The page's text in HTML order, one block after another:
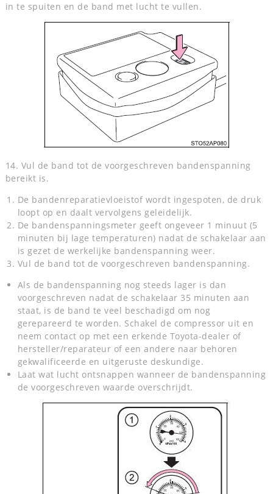
in te spuiten en de band met lucht te vullen.
14. Vul de band tot de voorgeschreven bandenspanning
bereikt is.
De bandenreparatievloeistof wordt ingespoten, de druk
loopt op en daalt vervolgens geleidelijk.
De bandenspanningsmeter geeft ongeveer 1 minuut (5
minuten bij lage temperaturen) nadat de schakelaar aan
is gezet de werkelijke bandenspanning weer.
Vul de band tot de voorgeschreven bandenspanning.
Als de bandenspanning nog steeds lager is dan
voorgeschreven nadat de schakelaar 35 minuten aan
staat, is de band te veel beschadigd om nog
gerepareerd te worden. Schakel de compressor uit en
neem contact op met een erkende Toyota-dealer of
hersteller/reparateur of een andere naar behoren
gekwalificeerde en uitgeruste deskundige.
Laat wat lucht ontsnappen wanneer de bandenspanning
de voorgeschreven waarde overschrijdt.